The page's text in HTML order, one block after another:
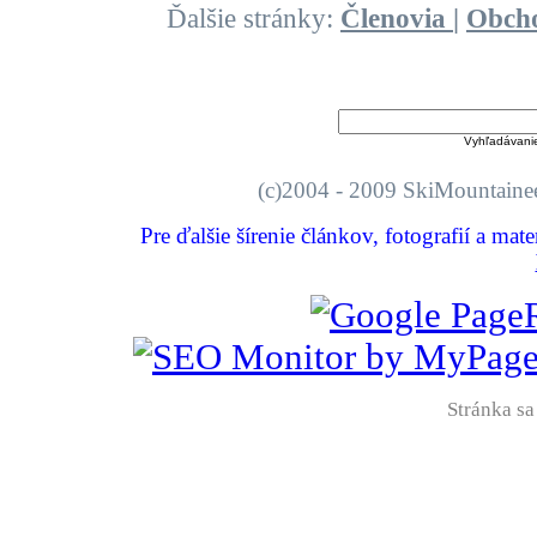
Ďalšie stránky: Členovia |
(c)2004 - 2009
Pre ďalšie šírenie článkov, fotografií a
Stránka